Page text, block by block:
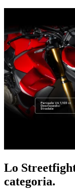
Lo
categoria.